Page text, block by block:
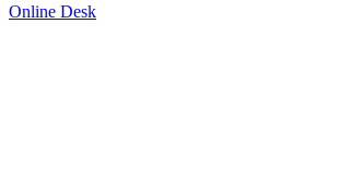
Online Desk